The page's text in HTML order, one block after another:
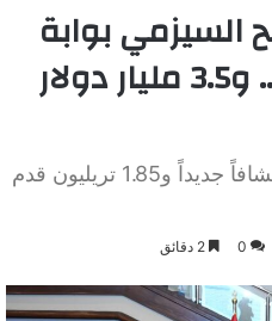
السيزمي بوابة
جذب الاستثمارات.. و3.5 مليار دولار
إيجاس 2024/2025: 29 اكتشافاً جديداً و1.85 تريليون قدم
0